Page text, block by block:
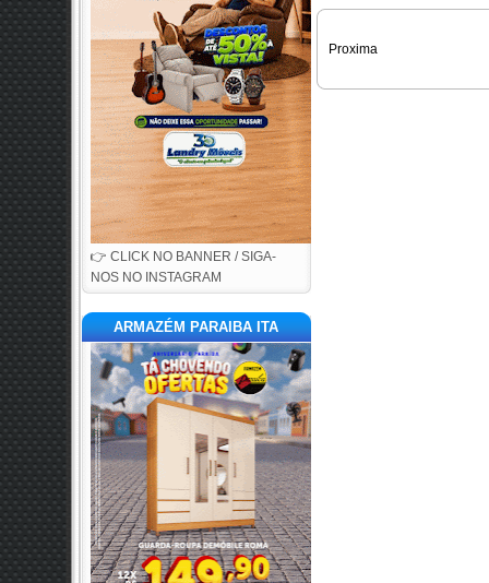
👉 CLICK NO BANNER / SIGA-
NOS NO INSTAGRAM
ARMAZÉM PARAIBA ITA
Proxima